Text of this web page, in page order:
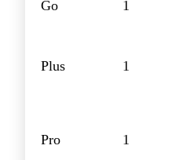
Go 1
Plus 1
Pro 1